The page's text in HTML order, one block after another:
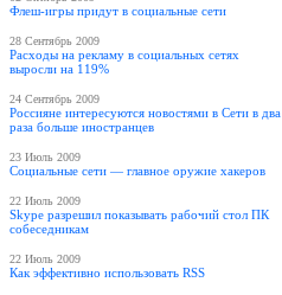
Флеш-игры придут в социальные сети
28 Сентябрь 2009
Расходы на рекламу в социальных сетях
выросли на 119%
24 Сентябрь 2009
Россияне интересуются новостями в Сети в два
раза больше иностранцев
23 Июль 2009
Социальные сети — главное оружие хакеров
22 Июль 2009
Skype разрешил показывать рабочий стол ПК
собеседникам
22 Июль 2009
Как эффективно использовать RSS